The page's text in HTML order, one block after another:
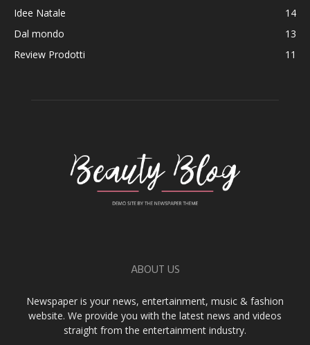
Idee Natale
14
Dal mondo
13
Review Prodotti
11
ABOUT US
Newspaper is your news, entertainment, music & fashion
website. We provide you with the latest news and videos
straight from the entertainment industry.